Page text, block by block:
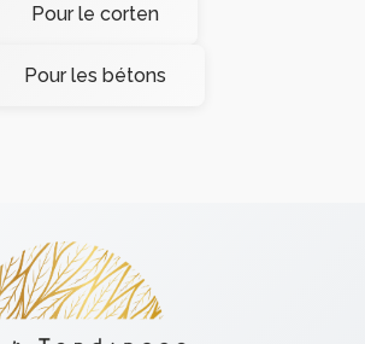
Pour le corten
Pour les bétons